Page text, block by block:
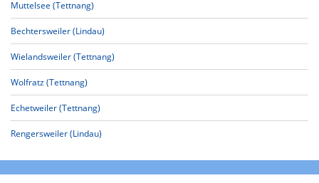
Muttelsee (Tettnang)
Bechtersweiler (Lindau)
Wielandsweiler (Tettnang)
Wolfratz (Tettnang)
Echetweiler (Tettnang)
Rengersweiler (Lindau)